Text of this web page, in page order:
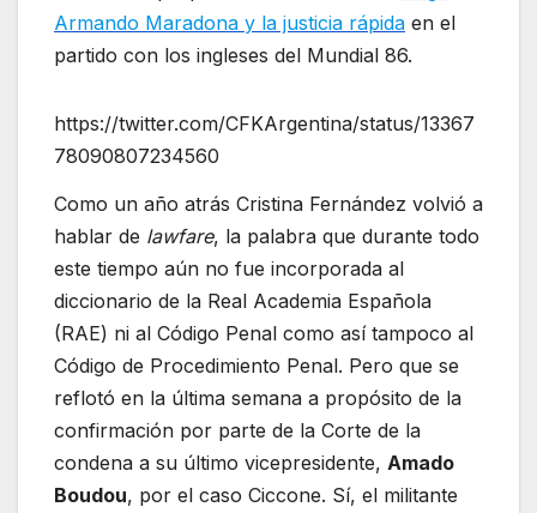
Armando Maradona y la justicia rápida en el
partido con los ingleses del Mundial 86.
https://twitter.com/CFKArgentina/status/13367
78090807234560
Como un año atrás Cristina Fernández volvió a
hablar de lawfare, la palabra que durante todo
este tiempo aún no fue incorporada al
diccionario de la Real Academia Española
(RAE) ni al Código Penal como así tampoco al
Código de Procedimiento Penal. Pero que se
reflotó en la última semana a propósito de la
confirmación por parte de la Corte de la
condena a su último vicepresidente, Amado
Boudou, por el caso Ciccone. Sí, el militante